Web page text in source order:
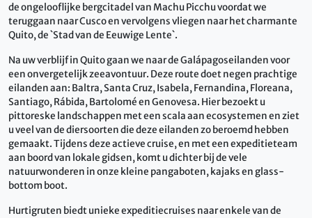
de ongelooflijke bergcitadel van Machu Picchu voordat we
teruggaan naar Cusco en vervolgens vliegen naar het charmante
Quito, de `Stad van de Eeuwige Lente`.
Na uw verblijf in Quito gaan we naar de Galápagoseilanden voor
een onvergetelijk zeeavontuur. Deze route doet negen prachtige
eilanden aan: Baltra, Santa Cruz, Isabela, Fernandina, Floreana,
Santiago, Rábida, Bartolomé en Genovesa. Hier bezoekt u
pittoreske landschappen met een scala aan ecosystemen en ziet
u veel van de diersoorten die deze eilanden zo beroemd hebben
gemaakt. Tijdens deze actieve cruise, en met een expeditieteam
aan boord van lokale gidsen, komt u dichter bij de vele
natuurwonderen in onze kleine pangaboten, kajaks en glass-
bottom boot.
Hurtigruten biedt unieke expeditiecruises naar enkele van de